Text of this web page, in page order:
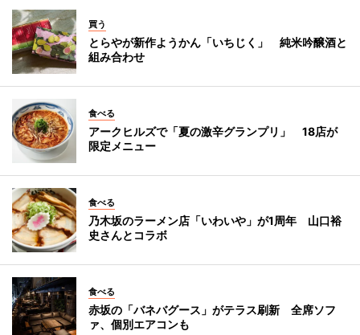
買う
とらやが新作ようかん「いちじく」 純米吟醸酒と
組み合わせ
食べる
アークヒルズで「夏の激辛グランプリ」 18店が
限定メニュー
食べる
乃木坂のラーメン店「いわいや」が1周年 山口裕
史さんとコラボ
食べる
赤坂の「バネバグース」がテラス刷新 全席ソフ
ァ、個別エアコンも